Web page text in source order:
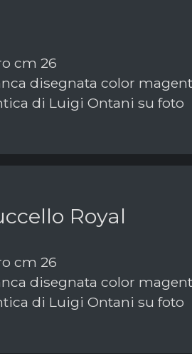
cm 26
disegnata color
di Luigi Ontani su foto
Royal
cm 26
disegnata color
di Luigi Ontani su foto